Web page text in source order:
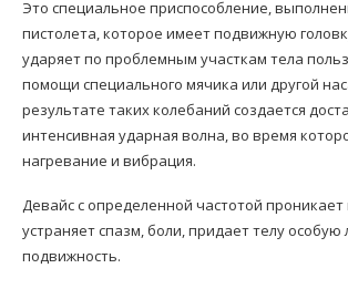
Это специальное приспособление,
пистолета, которое имеет подвижную
ударяет по проблемным участкам тела
помощи специального мячика или другой
результате таких колебаний создается
интенсивная ударная волна, во время
нагревание и вибрация.
Девайс с определенной частотой
устраняет спазм, боли, придает телу особую
подвижность.